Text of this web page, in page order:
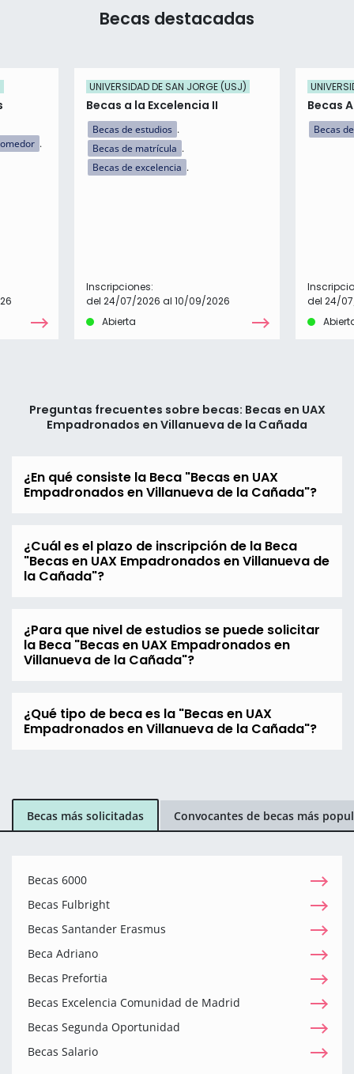
Becas destacadas
UNIVERSIDAD DE SAN JORGE (USJ)
Becas a la Excelencia II
Becas de estudios
Becas de matrícula
Becas de excelencia
Inscripciones:
del 24/07/2026 al 10/09/2026
Abierta
Becas
Becas
del 24/
Preguntas frecuentes sobre becas: Becas en UAX
Empadronados en Villanueva de la Cañada
¿En qué consiste la Beca "Becas en UAX
Empadronados en Villanueva de la Cañada"?
¿Cuál es el plazo de inscripción de la Beca
"Becas en UAX Empadronados en Villanueva de
la Cañada"?
¿Para que nivel de estudios se puede solicitar
la Beca "Becas en UAX Empadronados en
Villanueva de la Cañada"?
¿Qué tipo de beca es la "Becas en UAX
Empadronados en Villanueva de la Cañada"?
Becas más solicitadas Convocantes de becas más
Becas 6000
Becas Fulbright
Becas Santander Erasmus
Beca Adriano
Becas Prefortia
Becas Excelencia Comunidad de Madrid
Becas Segunda Oportunidad
Becas Salario